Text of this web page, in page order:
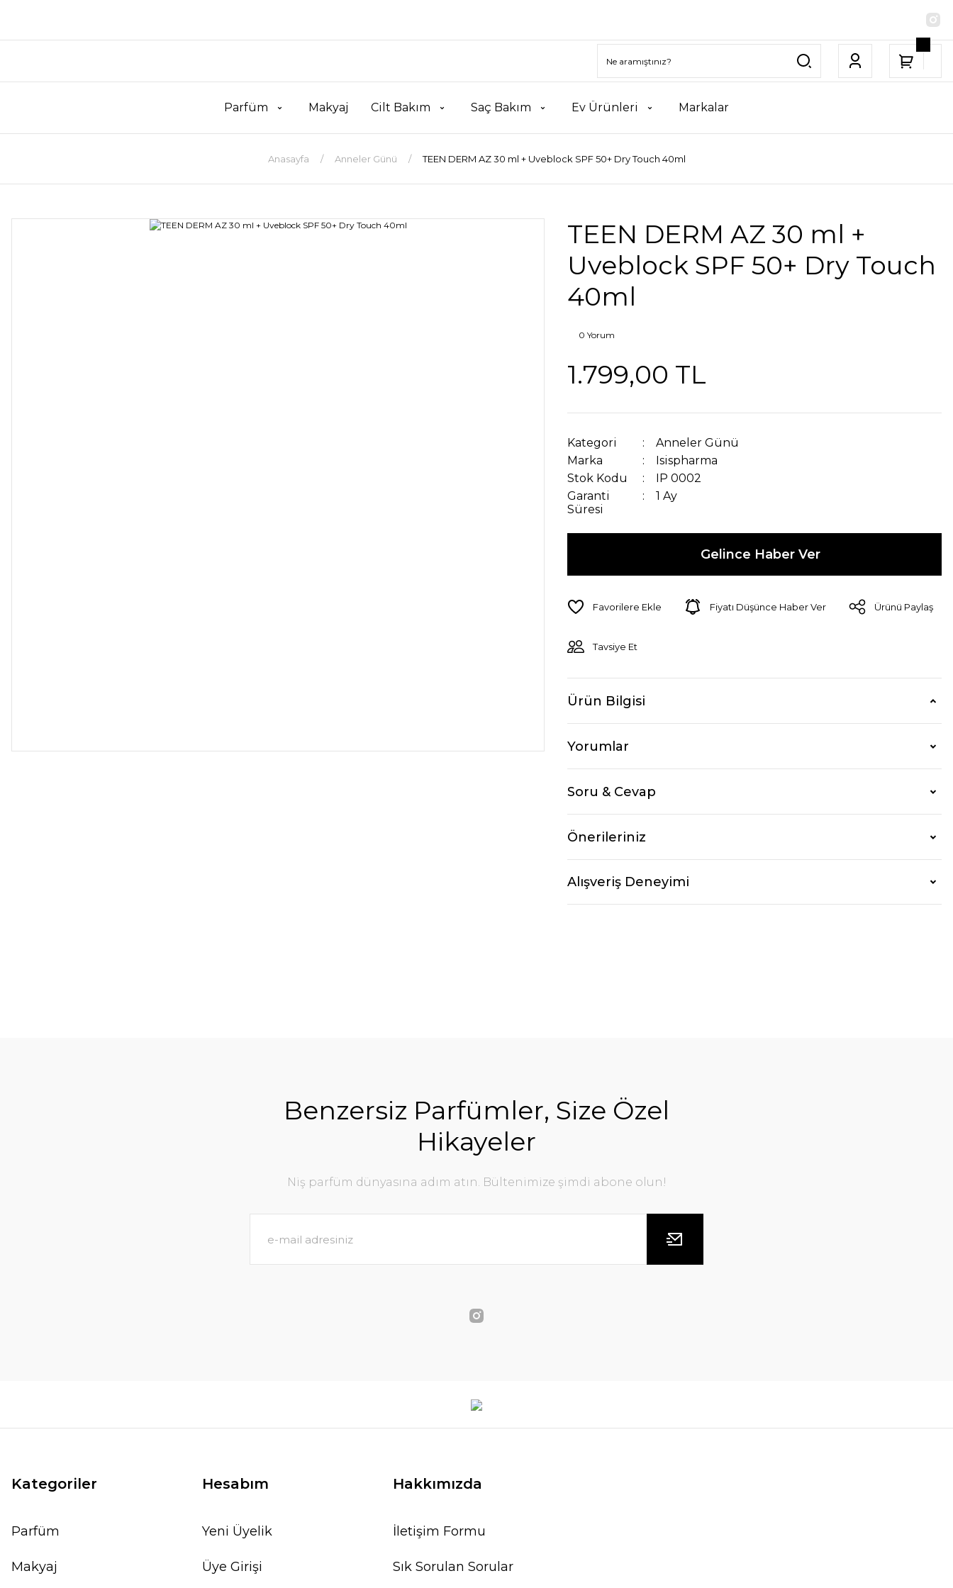
Parfüm Makyaj Cilt Bakım Saç Bakım Ev Ürünleri Markalar
Anasayfa Anneler Günü TEEN DERM AZ 30 ml + Uveblock SPF 50+ Dry Touch 40ml
TEEN DERM AZ 30 ml +
Uveblock SPF 50+ Dry Touch
40ml
0 Yorum
1.799,00 TL
Kategori
Anneler Günü
Marka
Isispharma
Stok Kodu
IP 0002
Garanti
Süresi
1 Ay
Gelince Haber Ver
Fiyatı Düşünce Haber Ver Ürünü Paylaş
Tavsiye Et
Ürün Bilgisi
Yorumlar
Soru & Cevap
Önerileriniz
Alışveriş Deneyimi
Benzersiz Parfümler, Size Özel
Hikayeler
Niş parfüm dünyasına adım atın. Bültenimize şimdi abone olun!
Kategoriler
Parfüm
Makyaj
Hesabım
Yeni Üyelik
Üye Girişi
Hakkımızda
İletişim Formu
Sık Sorulan Sorular